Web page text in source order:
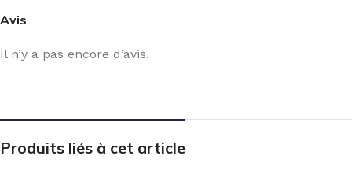
Avis
Il n’y a pas encore d’avis.
Produits liés à cet article